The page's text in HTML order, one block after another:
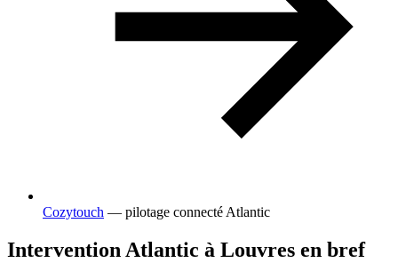
Cozytouch — pilotage connecté Atlantic
Intervention Atlantic à Louvres en bref